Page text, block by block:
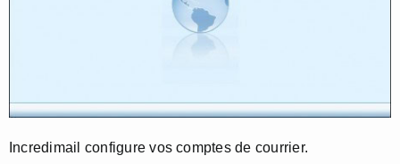
Incredimail configure vos comptes de courrier.